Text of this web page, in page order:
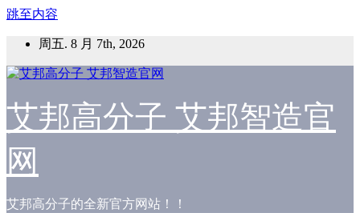
跳至内容
周五. 8 月 7th, 2026
艾邦高分子 艾邦智造官
网
艾邦高分子的全新官方网站！！